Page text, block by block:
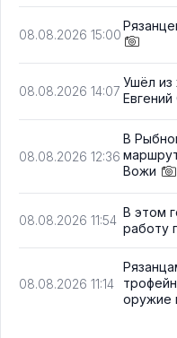
08.08.2026 15:00
08.08.2026 14:07
Ушёл из
08.08.2026 12:36
В
Вожи
08.08.2026 11:54
В этом
работу
08.08.2026 11:14
оружие